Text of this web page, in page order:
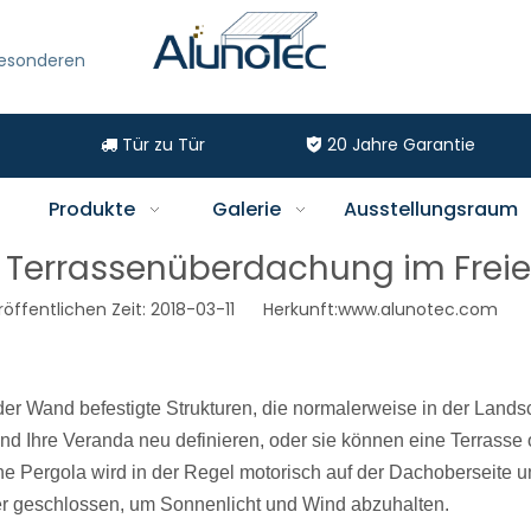
Tür zu Tür  20 Jahre Garantie
Produkte Galerie Ausstellungsraum
im
Zeit: 2018-03-11 Herkunft:www.alunotec.com
Wand befestigte Strukturen, die normalerweise in der
Ihre Veranda neu definieren, oder sie können eine Terrasse
Pergola wird in der Regel motorisch auf der Dachoberseite
geschlossen, um Sonnenlicht und Wind abzuhalten.